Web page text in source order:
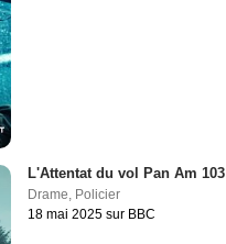
L'Attentat du vol Pan Am 103
Drame Policier
18 mai 2025 sur BBC